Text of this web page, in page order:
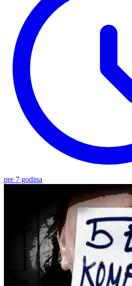
pre 7 godina